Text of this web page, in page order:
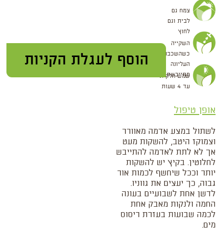
צמח גם
לבית וגם
לחוץ
השקייה
כשהשכבה
העליונה
מתייבשת
שמש חלקית
עד 4 שעות
אופן טיפול
לשתול במצע אדמה מאוורר
וצמוקז היטב, להשקות מעט
אך לא לתת לאדמה להתייבש
לחלוטין. בקיץ יש להשקות
יותר וככל שיחשף לכמות אור
גבוה, כך יעצים את גווניו.
לדשן אחת לשבועיים בעונה
החמה ולנקות מאבק אחת
לכמה שבועות בעזרת ריסוס
מים.